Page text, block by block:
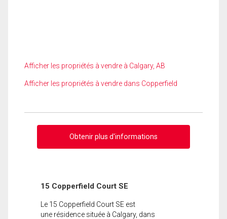
Afficher les propriétés à vendre à Calgary, AB
Afficher les propriétés à vendre dans Copperfield
Obtenir plus d'informations
15 Copperfield Court SE
Le 15 Copperfield Court SE est
une résidence située à Calgary, dans